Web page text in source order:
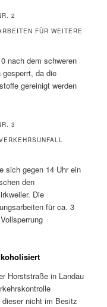
2
FÜR WEITERE
nach dem schweren
da die
gereinigt werden
3
sich gegen 14 Uhr ein
den
Die
für ca. 3
Horststraße in Landau
nicht im Besitz